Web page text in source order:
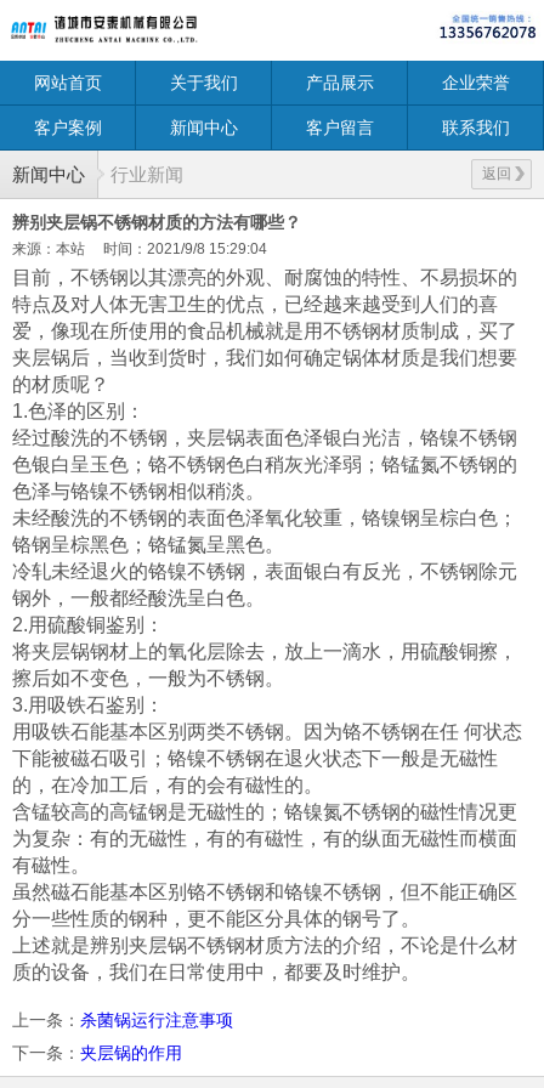
网站首页 关于我们 产品展示 企业荣誉
客户案例 新闻中心 客户留言 联系我们
新闻中心 返回
行业新闻
辨别夹层锅不锈钢材质的方法有哪些？
来源：本站 时间：2021/9/8 15:29:04
目前，不锈钢以其漂亮的外观、耐腐蚀的特性、不易损坏的
特点及对人体无害卫生的优点，已经越来越受到人们的喜
爱，像现在所使用的食品机械就是用不锈钢材质制成，买了
夹层锅后，当收到货时，我们如何确定锅体材质是我们想要
的材质呢？
1.色泽的区别：
经过酸洗的不锈钢，夹层锅表面色泽银白光洁，铬镍不锈钢
色银白呈玉色；铬不锈钢色白稍灰光泽弱；铬锰氮不锈钢的
色泽与铬镍不锈钢相似稍淡。
未经酸洗的不锈钢的表面色泽氧化较重，铬镍钢呈棕白色；
铬钢呈棕黑色；铬锰氮呈黑色。
冷轧未经退火的铬镍不锈钢，表面银白有反光，不锈钢除元
钢外，一般都经酸洗呈白色。
2.用硫酸铜鉴别：
将夹层锅钢材上的氧化层除去，放上一滴水，用硫酸铜擦，
擦后如不变色，一般为不锈钢。
3.用吸铁石鉴别：
用吸铁石能基本区别两类不锈钢。因为铬不锈钢在任 何状态
下能被磁石吸引；铬镍不锈钢在退火状态下一般是无磁性
的，在冷加工后，有的会有磁性的。
含锰较高的高锰钢是无磁性的；铬镍氮不锈钢的磁性情况更
为复杂：有的无磁性，有的有磁性，有的纵面无磁性而横面
有磁性。
虽然磁石能基本区别铬不锈钢和铬镍不锈钢，但不能正确区
分一些性质的钢种，更不能区分具体的钢号了。
上述就是辨别夹层锅不锈钢材质方法的介绍，不论是什么材
质的设备，我们在日常使用中，都要及时维护。
上一条 ： 杀菌锅运行注意事项
下一条 ： 夹层锅的作用